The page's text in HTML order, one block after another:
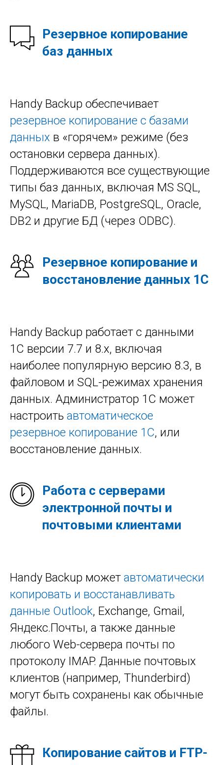
Резервное копирование
баз данных
Handy Backup обеспечивает
резервное копирование с базами
данных в «горячем» режиме (без
остановки сервера данных).
Поддерживаются все существующие
типы баз данных, включая MS SQL,
MySQL, MariaDB, PostgreSQL, Oracle,
DB2 и другие БД (через ODBC).
Резервное копирование и
восстановление данных 1С
Handy Backup работает с данными
1С версии 7.7 и 8.х, включая
наиболее популярную версию 8.3, в
файловом и SQL-режимах хранения
данных. Администратор 1С может
настроить автоматическое
резервное копирование 1С, или
восстановление данных.
Работа с серверами
электронной почты и
почтовыми клиентами
Handy Backup может автоматически
копировать и восстанавливать
данные Outlook, Exchange, Gmail,
Яндекс.Почты, а также данные
любого Web-сервера почты по
протоколу IMAP. Данные почтовых
клиентов (например, Thunderbird)
могут быть сохранены как обычные
файлы.
Копирование сайтов и FTP-